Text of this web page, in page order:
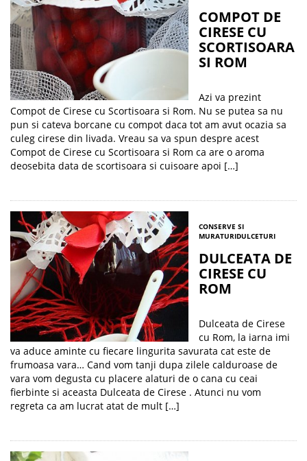
COMPOT DE
CIRESE CU
SCORTISOARA
SI ROM
Azi va prezint
Compot de Cirese cu Scortisoara si Rom. Nu se putea sa nu
pun si cateva borcane cu compot daca tot am avut ocazia sa
culeg cirese din livada. Vreau sa va spun despre acest
Compot de Cirese cu Scortisoara si Rom ca are o aroma
deosebita data de scortisoara si cuisoare apoi […]
CONSERVE SI
MURATURIDULCETURI
DULCEATA DE
CIRESE CU
ROM
Dulceata de Cirese
cu Rom, la iarna imi
va aduce aminte cu fiecare lingurita savurata cat este de
frumoasa vara… Cand vom tanji dupa zilele calduroase de
vara vom degusta cu placere alaturi de o cana cu ceai
fierbinte si aceasta Dulceata de Cirese . Atunci nu vom
regreta ca am lucrat atat de mult […]